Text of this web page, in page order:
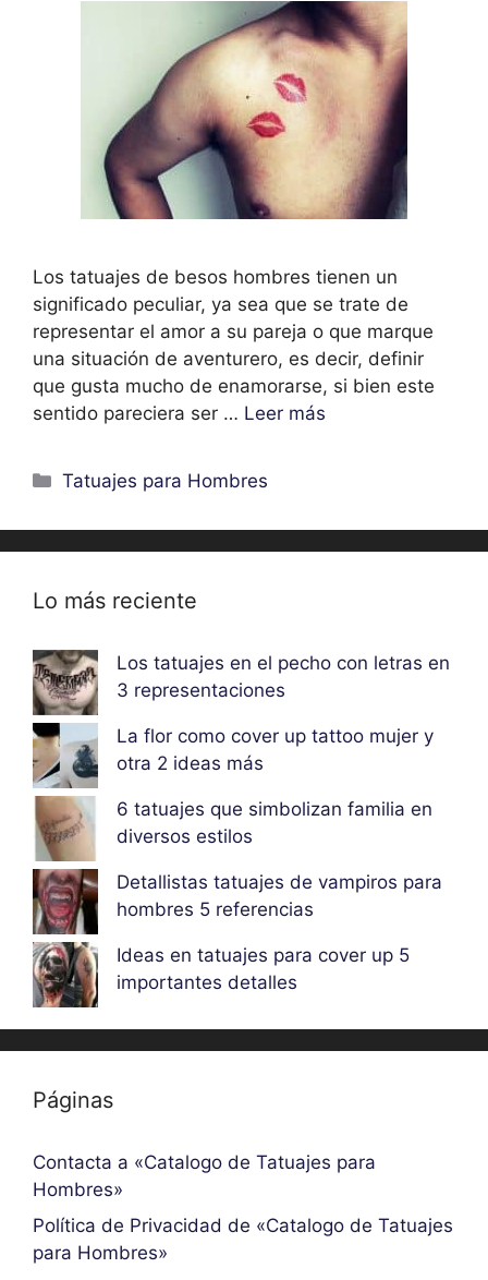
Los tatuajes de besos hombres tienen un
significado peculiar, ya sea que se trate de
representar el amor a su pareja o que marque
una situación de aventurero, es decir, definir
que gusta mucho de enamorarse, si bien este
sentido pareciera ser … Leer más
Categorías
Tatuajes para Hombres
Lo más reciente
Los tatuajes en el pecho con letras en
3 representaciones
La flor como cover up tattoo mujer y
otra 2 ideas más
6 tatuajes que simbolizan familia en
diversos estilos
Detallistas tatuajes de vampiros para
hombres 5 referencias
Ideas en tatuajes para cover up 5
importantes detalles
Páginas
Contacta a «Catalogo de Tatuajes para
Hombres»
Política de Privacidad de «Catalogo de Tatuajes
para Hombres»